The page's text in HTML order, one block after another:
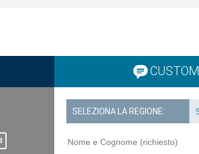
SELEZIONA LA REGIONE: